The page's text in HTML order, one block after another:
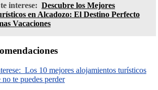
interese: Descubre los Mejores
en Alcadozo: El Destino Perfecto
Vacaciones
Los 10 mejores alojamientos turísticos
te puedes perder